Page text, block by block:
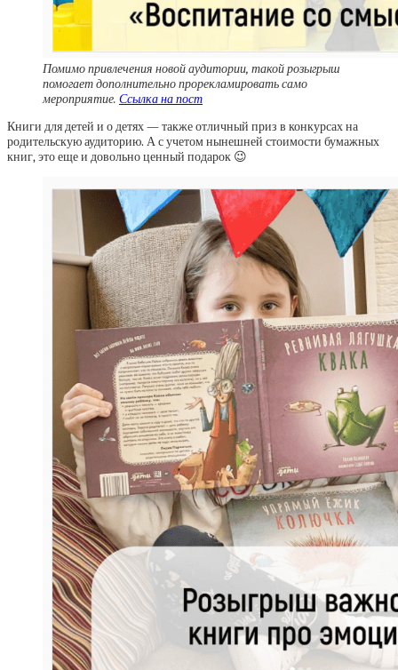
Помимо привлечения новой аудитории, такой розыгрыш
помогает дополнительно прорекламировать само
мероприятие. Ссылка на пост
Книги для детей и о детях — также отличный приз в конкурсах на
родительскую аудиторию. А с учетом нынешней стоимости бумажных
книг, это еще и довольно ценный подарок 😉